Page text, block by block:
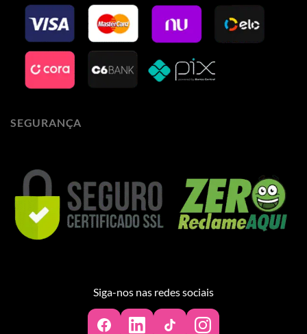
SEGURANÇA
Siga-nos nas redes sociais